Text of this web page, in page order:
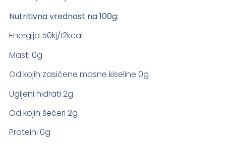
Nutritivna vrednost na 100g:
Energija 50kj/12kcal
Masti 0g
Od kojih zasićene masne kiseline 0g
Ugljeni hidrati 2g
Od kojih šećeri 2g
Proteini 0g